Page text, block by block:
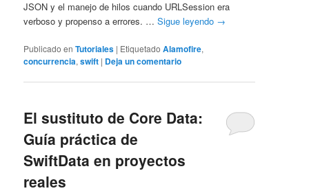
JSON y el manejo de hilos cuando URLSession era
verboso y propenso a errores. …Sigue leyendo →
Publicado en Tutoriales | Etiquetado Alamofire,
concurrencia,swift | Deja un comentario
El sustituto de Core Data:
Guía práctica de
SwiftData en proyectos
reales